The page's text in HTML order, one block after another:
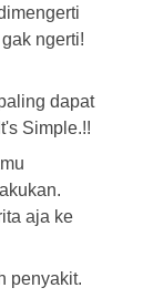
ngerti!
dapat
Simple.!!
aja ke
penyakit.